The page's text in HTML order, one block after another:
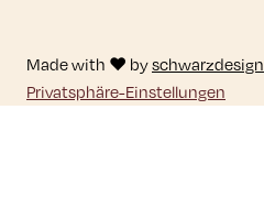
Made with ♥ byschwarzdesign
Privatsphäre-Einstellungen